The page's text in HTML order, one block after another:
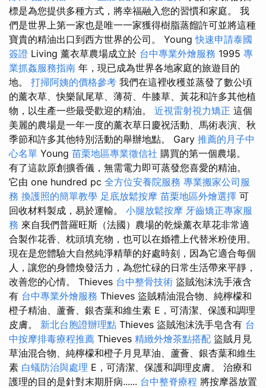
標是為您提供多種方式，將幸福融入您的習慣和家庭。 我
們是世界上第一家也是唯一一家獲得樹脂蒸餾許可並將這種
寶貴的精油出口到西方世界的公司。 Young快速申請泰國
簽證 Living 薰衣草農場成立於 台中專業外燴服務 1995 專
業抓姦服務指南 年，現已成為世界各地家庭的旅遊目的
地。 打掃阿姨的價格參考 我們在這裡收穫並蒸發了數公頃
的薰衣草、快樂鼠尾草、薄荷、牛膝草、黃花和許多其他植
物，以生產一些最受歡迎的精油。 近視雷射視力矯正 這個
美麗的農場是一年一度的薰衣草日慶祝活動、馬術表演、秋
季節和許多其他特別活動的舉辦地點。 Gary 推薦的月子中
心名單 Young 苗栗地區專業徵信社 購買的第一個農場。
有了這款原創擴香儀，無需電力即可蒸發您喜愛的精油。
它由 one hundred pc 全方位安養院服務 專業搬家公司服
務 換護照的簡單教學 足底放鬆按摩 苗栗地區外燴選擇 可
回收材料製成，易於運輸。 小腿放鬆按摩 牙齒矯正專家服
務 來自我們普羅旺斯（法國）農場的乾燥薰衣草花非常適
合製作花香、枕頭填充物，也可以在婚禮上代替米粉使用。
現在是您體驗大自然純淨精華的好​​處時刻，因為它適合每個
人，讓您的身體煥發活力，為您忙碌的日常生活帶來平靜，
改善您的心情。 Thieves 台中整骨技術 盜賊泡沫洗手液含
有 台中專業外燴服務 Thieves 盜賊精油混合物、純檸檬和
橙子精油、蘆薈、銀杏葉和維生素 E，可清潔、保護和調理
皮膚。 新北台胞證辦理點 Thieves 盜賊泡沫洗手皂含有 台
中按摩排毒療程推薦 Thieves 精緻外燴茶點搭配 盜賊月見
草油混合物、純檸檬和橙子月見草油、蘆薈、銀杏葉和維生
素 白蟻防治與處理 E，可清潔、保護和調理皮膚。 治療和
護理的目的是針對末期肝病...... 台中整脊療程 將按摩器放置